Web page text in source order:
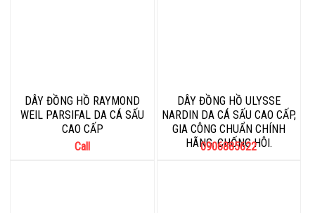
DÂY ĐỒNG HỒ RAYMOND
WEIL PARSIFAL DA CÁ SẤU
CAO CẤP
Call
DÂY ĐỒNG HỒ ULYSSE
NARDIN DA CÁ SẤU CAO CẤP,
GIA CÔNG CHUẨN CHÍNH
HÃNG, CHỐNG HÔI.
0906885622